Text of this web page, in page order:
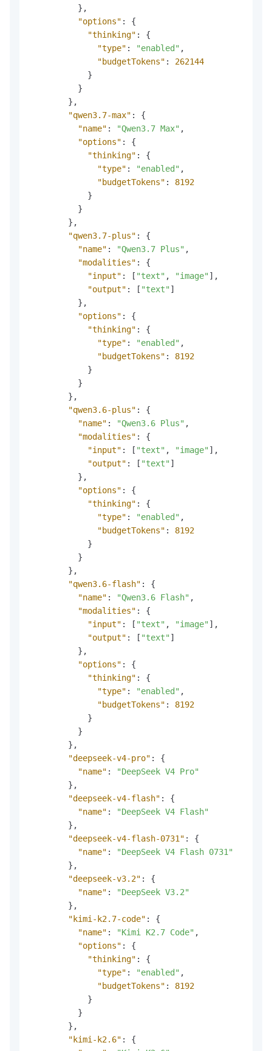
} ,
"options" :
{
"thinking" :
{
"type" : "enabled" ,
"budgetTokens" :
262144
}
}
} ,
"qwen3.7-max" :
{
"name" : "Qwen3.7 Max" ,
"options" :
{
"thinking" :
{
"type" : "enabled" ,
"budgetTokens" :
8192
}
}
} ,
"qwen3.7-plus" :
{
"name" : "Qwen3.7 Plus" ,
"modalities" :
{
"input" : [ "text" , "image" ] ,
"output" : [ "text" ]
} ,
"options" :
{
"thinking" :
{
"type" : "enabled" ,
"budgetTokens" :
8192
}
}
} ,
"qwen3.6-plus" :
{
"name" : "Qwen3.6 Plus" ,
"modalities" :
{
"input" : [ "text" , "image" ] ,
"output" : [ "text" ]
} ,
"options" :
{
"thinking" :
{
"type" : "enabled" ,
"budgetTokens" :
8192
}
}
} ,
"qwen3.6-flash" :
{
"name" : "Qwen3.6 Flash" ,
"modalities" :
{
"input" : [ "text" , "image" ] ,
"output" : [ "text" ]
} ,
"options" :
{
"thinking" :
{
"type" : "enabled" ,
"budgetTokens" :
8192
}
}
} ,
"deepseek-v4-pro" :
{
"name" :
"DeepSeek V4 Pro"
} ,
"deepseek-v4-flash" :
{
"name" :
"DeepSeek V4 Flash"
} ,
"deepseek-v4-flash-0731" :
{
"name" :
"DeepSeek V4 Flash 0731"
} ,
"deepseek-v3.2" :
{
"name" :
"DeepSeek V3.2"
} ,
"kimi-k2.7-code" :
{
"name" : "Kimi K2.7 Code" ,
"options" :
{
"thinking" :
{
"type" : "enabled" ,
"budgetTokens" :
8192
}
}
} ,
"kimi-k2.6" :
{